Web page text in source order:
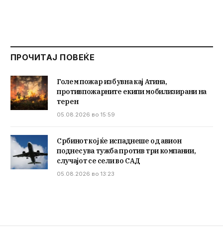
ПРОЧИТАЈ ПОВЕЌЕ
Голем пожар избувна кај Атина,
противпожарните екипи мобилизирани на
терен
05.08.2026 во 15:59
Србинот кој ќе испаднеше од авион
поднесува тужба против три компании,
случајот се сели во САД
05.08.2026 во 13:23